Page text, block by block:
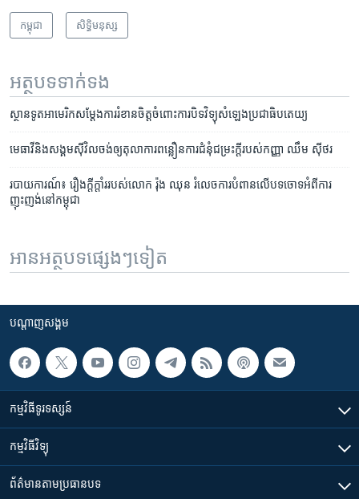
កម្ពុជា សិទ្ធិ​មនុស្ស
អត្ថបទ​ទាក់ទង
ស្ថានទូត​អាមេរិក​សម្តែង​ការ​រំខាន​ចិត្ត​ចំពោះ​ការ​បិទ​វិទ្យុ​សំឡេង​ប្រជាធិបតេយ្យ
មេធាវី​និង​សង្គម​ស៊ីវិល​ចង់​ឲ្យ​តុលាការ​ពន្លឿន​ការ​ជំនុំជម្រះ​ក្តី​របស់​កញ្ញា ឈឹម ស៊ីថរ
របាយការណ៍៖ រឿងក្តីក្តាំរ​របស់​លោក រ៉ុង ឈុន រំលេច​ការ​បំពាន​​លើ​បទ​ចោទ​អំពី​ការ​
ញុះញង់​នៅ​កម្ពុជា
អានអត្ថបទផ្សេងៗទៀត
បណ្តាញ​សង្គម
កម្មវិធី​ទូរទស្សន៍
កម្មវិធី​វិទ្យុ
ព័ត៌មាន​តាមប្រធានបទ​